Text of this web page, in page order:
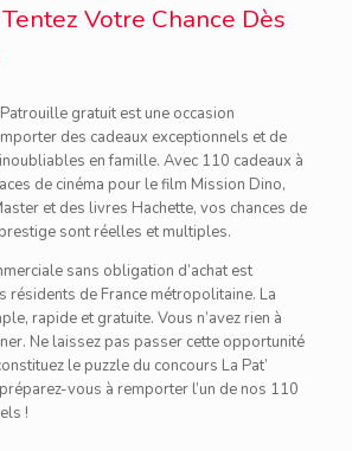
Votre Chance Dès
gratuit est une occasion
des cadeaux exceptionnels et de
en famille. Avec 110 cadeaux à
de cinéma pour le film Mission Dino,
et des livres Hachette, vos chances de
sont réelles et multiples.
sans obligation d’achat est
résidents de France métropolitaine. La
rapide et gratuite. Vous n’avez rien à
Ne laissez pas passer cette opportunité
le puzzle du concours La Pat’
vous à remporter l’un de nos 110
!